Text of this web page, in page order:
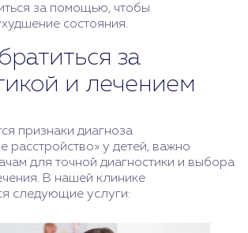
за помощью, чтобы
состояния.
за
и лечением
признаки диагноза
расстройство» у детей, важно
для точной диагностики и выбора
В нашей клинике
следующие услуги: